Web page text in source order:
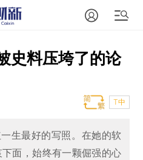
史料压垮了的论
T中
生最好的写照。在她的软
面，始终有一颗倔强的心